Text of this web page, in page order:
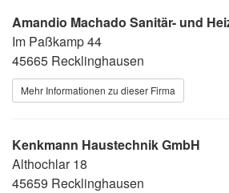
Amandio Machado Sanitär- und
Im Paßkamp 44
45665 Recklinghausen
Mehr Informationen zu dieser Firma
Kenkmann Haustechnik GmbH
Althochlar 18
45659 Recklinghausen